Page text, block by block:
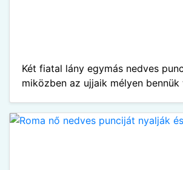
Két fiatal lány egymás nedves
miközben az ujjaik mélyen bennük